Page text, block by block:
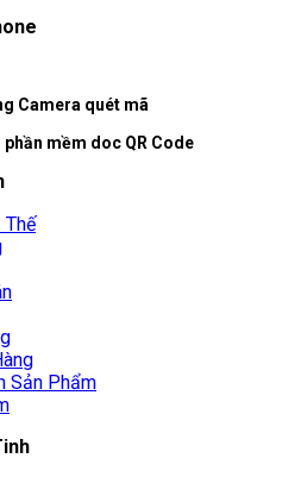
Camera quét mã
mềm doc QR Code
Thế
Sản Phẩm